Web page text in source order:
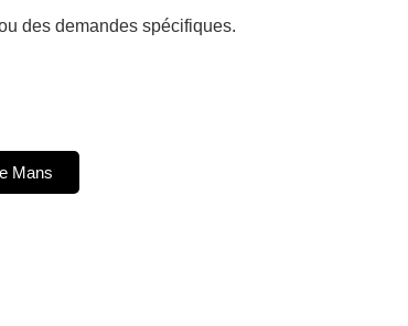
des demandes spécifiques.
Mans